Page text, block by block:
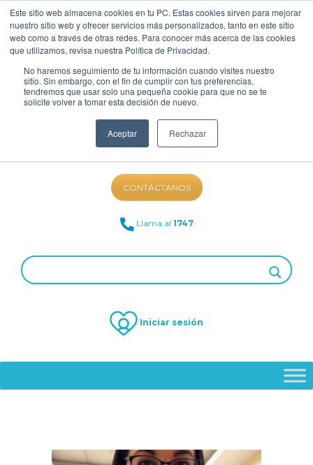
Este sitio web almacena cookies en tu PC. Estas cookies sirven para mejorar
nuestro sitio web y ofrecer servicios más personalizados, tanto en este sitio
web como a través de otras redes. Para conocer más acerca de las cookies
que utilizamos, revisa nuestra Política de Privacidad.
No haremos seguimiento de tu información cuando visites nuestro
sitio. Sin embargo, con el fin de cumplir con tus preferencias,
tendremos que usar solo una pequeña cookie para que no se te
solicite volver a tomar esta decisión de nuevo.
Aceptar Rechazar
NUESTRO BLOG
CONTÁCTANOS
Llama al 1747
Iniciar sesión